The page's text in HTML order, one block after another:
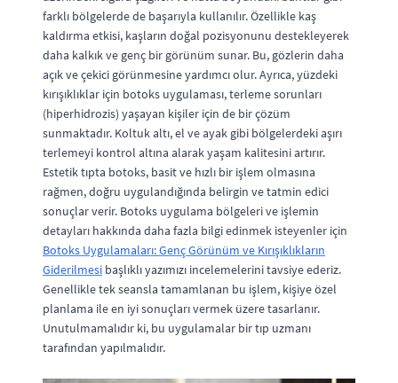
farklı bölgelerde de başarıyla kullanılır. Özellikle kaş
kaldırma etkisi, kaşların doğal pozisyonunu destekleyerek
daha kalkık ve genç bir görünüm sunar. Bu, gözlerin daha
açık ve çekici görünmesine yardımcı olur. Ayrıca, yüzdeki
kırışıklıklar için botoks uygulaması, terleme sorunları
(hiperhidrozis) yaşayan kişiler için de bir çözüm
sunmaktadır. Koltuk altı, el ve ayak gibi bölgelerdeki aşırı
terlemeyi kontrol altına alarak yaşam kalitesini artırır.
Estetik tıpta botoks, basit ve hızlı bir işlem olmasına
rağmen, doğru uygulandığında belirgin ve tatmin edici
sonuçlar verir. Botoks uygulama bölgeleri ve işlemin
detayları hakkında daha fazla bilgi edinmek isteyenler için
Botoks Uygulamaları: Genç Görünüm ve Kırışıklıkların
Giderilmesi başlıklı yazımızı incelemelerini tavsiye ederiz.
Genellikle tek seansla tamamlanan bu işlem, kişiye özel
planlama ile en iyi sonuçları vermek üzere tasarlanır.
Unutulmamalıdır ki, bu uygulamalar bir tıp uzmanı
tarafından yapılmalıdır.